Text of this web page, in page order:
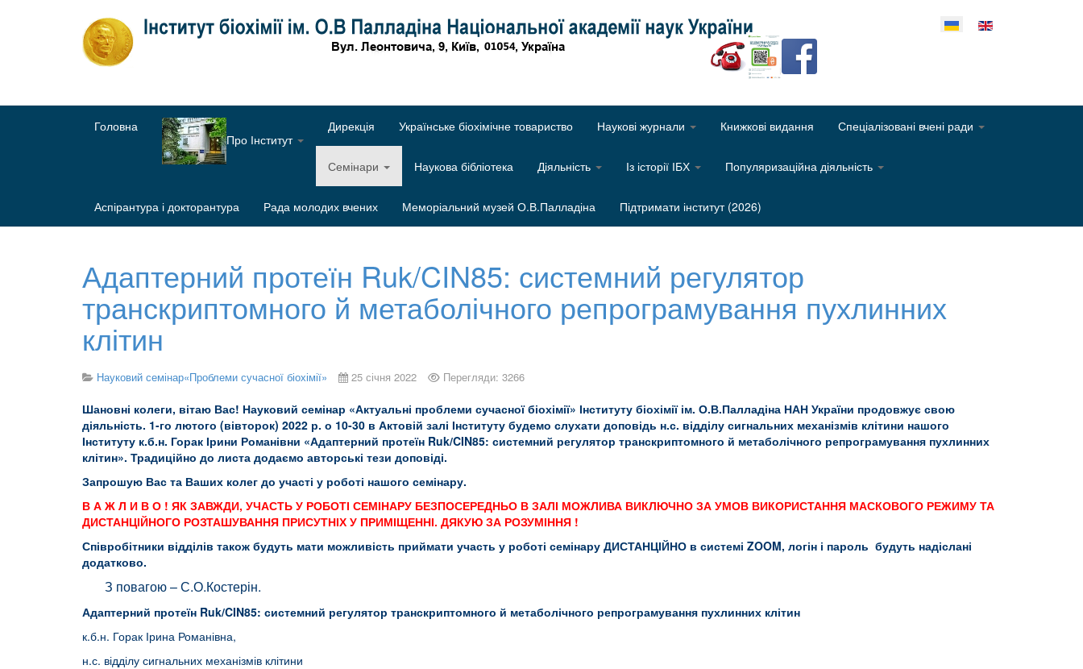
Оберіть свою мову
Головна
Про Інститут
Дирекція Українське біохімічне товариство Наукові журнали Книжкові видання Спеціалізовані вчені ради
Семінари Наукова бібліотека Діяльність Із історії ІБХ Популяризаційна діяльність
Аспірантура і докторантура Рада молодих вчених Меморіальний музей О.В.Палладіна Підтримати інститут (2026)
Адаптерний протеїн Ruk/CIN85: системний регулятор
транскриптомного й метаболічного репрограмування пухлинних
клітин
Науковий семінар«Проблеми сучасної біохімії» 25 січня 2022 Перегляди: 3266
Шановні колеги, вітаю Вас! Науковий семінар «Актуальні проблеми сучасної біохімії» Інституту біохімії ім. О.В.Палладіна НАН України продовжує свою
діяльність. 1-го лютого (вівторок) 2022 р. о 10-30 в Актовій залі Інституту будемо слухати доповідь н.с. відділу сигнальних механізмів клітини нашого
Інституту к.б.н. Горак Ірини Романівни «Адаптерний протеїн Ruk/CIN85: системний регулятор транскриптомного й метаболічного репрограмування пухлинних
клітин». Традиційно до листа додаємо авторські тези доповіді.
Запрошую Вас та Ваших колег до участі у роботі нашого семінару.
В А Ж Л И В О ! ЯК ЗАВЖДИ, УЧАСТЬ У РОБОТІ СЕМІНАРУ БЕЗПОСЕРЕДНЬО В ЗАЛІ МОЖЛИВА ВИКЛЮЧНО ЗА УМОВ ВИКОРИСТАННЯ МАСКОВОГО РЕЖИМУ ТА
ДИСТАНЦІЙНОГО РОЗТАШУВАННЯ ПРИСУТНІХ У ПРИМІЩЕННІ. ДЯКУЮ ЗА РОЗУМІННЯ !
Співробітники відділів також будуть мати можливість приймати участь у роботі семінару ДИСТАНЦІЙНО в системі ZOOM, логін і пароль будуть надіслані
додатково.
З повагою – С.О.Костерін.
Адаптерний протеїн Ruk/CIN85: системний регулятор транскриптомного й метаболічного репрограмування пухлинних клітин
к.б.н. Горак Ірина Романівна,
н.с. відділу сигнальних механізмів клітини